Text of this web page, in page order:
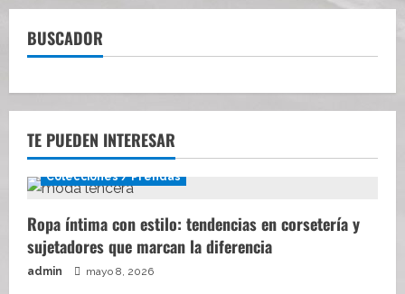
BUSCADOR
TE PUEDEN INTERESAR
Colecciones / Prendas
Ropa íntima con estilo: tendencias en corsetería y
sujetadores que marcan la diferencia
admin mayo 8, 2026